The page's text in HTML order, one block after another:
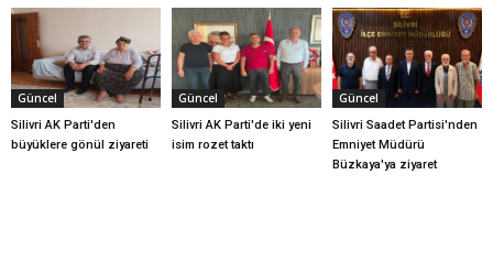
Güncel
Silivri AK Parti'den
büyüklere gönül ziyareti
Güncel
Silivri AK Parti'de iki yeni
isim rozet taktı
Güncel
Silivri Saadet Partisi'nden
Emniyet Müdürü
Büzkaya'ya ziyaret